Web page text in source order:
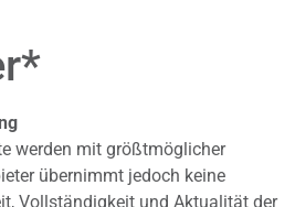
werden mit größtmöglicher
übernimmt jedoch keine
Vollständigkeit und Aktualität der